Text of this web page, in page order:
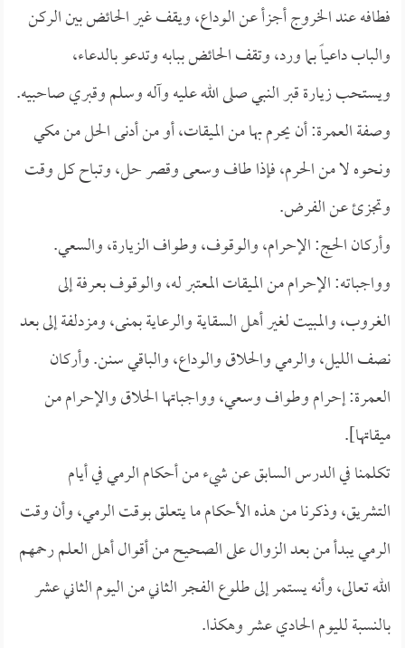
فطافه عند الخروج أجزأ عن الوداع، ويقف غير الحائض بين الركن
والباب داعياً بما ورد، وتقف الحائض ببابه وتدعو بالدعاء،
ويستحب زيارة قبر النبي صلى الله عليه وآله وسلم وقبري صاحبيه.
وصفة العمرة: أن يحرم بها من الميقات، أو من أدنى الحل من مكي
ونحوه لا من الحرم، فإذا طاف وسعى وقصر حل، وتباح كل وقت
وتجزئ عن الفرض.
وأركان الحج: الإحرام، والوقوف، وطواف الزيارة، والسعي.
وواجباته: الإحرام من الميقات المعتبر له، والوقوف بعرفة إلى
الغروب، والمبيت لغير أهل السقاية والرعاية بمنى، ومزدلفة إلى بعد
نصف الليل، والرمي والحلاق والوداع، والباقي سنن. وأركان
العمرة: إحرام وطواف وسعي، وواجباتها الحلاق والإحرام من
ميقاتها].
تكلمنا في الدرس السابق عن شيء من أحكام الرمي في أيام
التشريق، وذكرنا من هذه الأحكام ما يتعلق بوقت الرمي، وأن وقت
الرمي يبدأ من بعد الزوال على الصحيح من أقوال أهل العلم رحمهم
الله تعالى، وأنه يستمر إلى طلوع الفجر الثاني من اليوم الثاني عشر
بالنسبة لليوم الحادي عشر وهكذا.